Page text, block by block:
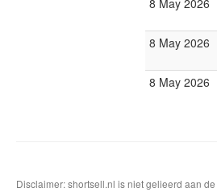
8 May 2026
8 May 2026
8 May 2026
Disclaimer: shortsell.nl is niet gelieerd aan de